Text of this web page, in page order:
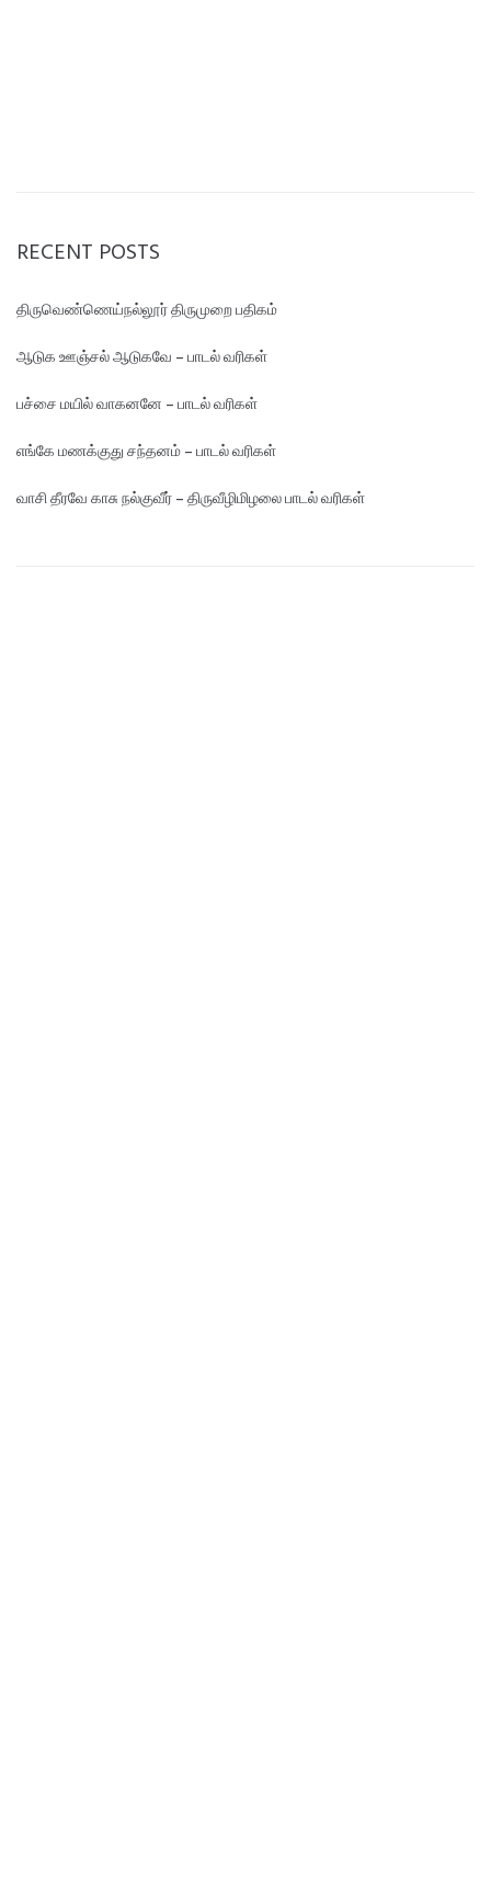
RECENT POSTS
திருவெண்ணெய்நல்லூர் திருமுறை பதிகம்
ஆடுக ஊஞ்சல் ஆடுகவே – பாடல் வரிகள்
பச்சை மயில் வாகனனே – பாடல் வரிகள்
எங்கே மண‌க்குது சந்தனம் – பாடல் வரிகள்
வாசி தீரவே காசு நல்குவீர் – திருவீழிமிழலை பாடல் வரிகள்